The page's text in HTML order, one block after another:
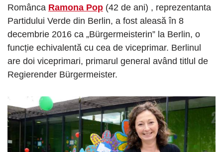
Românca Ramona Pop (42 de ani) , reprezentanta
Partidului Verde din Berlin, a fost aleasă în 8
decembrie 2016 ca „Bürgermeisterin” la Berlin, o
funcție echivalentă cu cea de viceprimar. Berlinul
are doi viceprimari, primarul general având titlul de
Regierender Bürgermeister.